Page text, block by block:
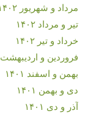
مرداد و شهریور ۱۴۰۲
تیر و مرداد ۱۴۰۲
خرداد و تیر ۱۴۰۲
فروردین و اردیبهشت ۱۴۰۲
بهمن و اسفند ۱۴۰۱
دی و بهمن ۱۴۰۱
آذر و دی ۱۴۰۱